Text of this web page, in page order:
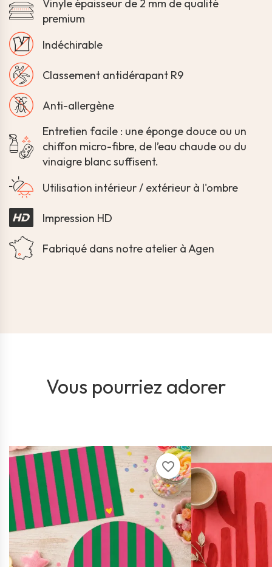
Vinyle épaisseur de 2 mm de qualité
premium
Indéchirable
Classement antidérapant R9
Anti-allergène
Entretien facile : une éponge douce ou un
chiffon micro-fibre, de l’eau chaude ou du
vinaigre blanc suffisent.
Utilisation intérieur / extérieur à l'ombre
Impression HD
Fabriqué dans notre atelier à Agen
Vous pourriez adorer
favorite_border